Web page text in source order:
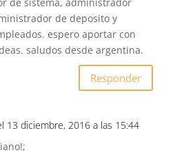
de sistema, administrador
de deposito y
espero aportar con
saludos desde argentina.
Responder
13 diciembre, 2016 a las 15:44